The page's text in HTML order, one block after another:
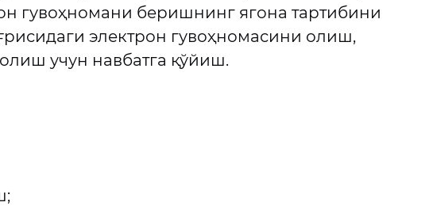
гувоҳномани беришнинг ягона тартибини
электрон гувоҳномасини олиш,
учун навбатга қўйиш.